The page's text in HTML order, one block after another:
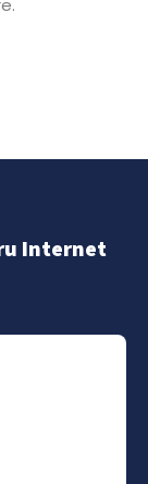
Internet